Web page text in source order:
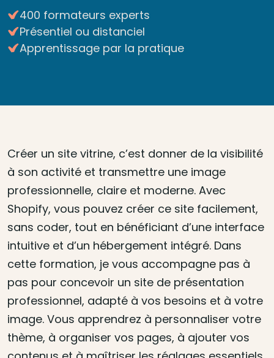
400 formateurs experts
Présentiel ou distanciel
Apprentissage par la pratique
Créer un site vitrine, c’est donner de la visibilité
à son activité et transmettre une image
professionnelle, claire et moderne. Avec
Shopify, vous pouvez créer ce site facilement,
sans coder, tout en bénéficiant d’une interface
intuitive et d’un hébergement intégré. Dans
cette formation, je vous accompagne pas à
pas pour concevoir un site de présentation
professionnel, adapté à vos besoins et à votre
image. Vous apprendrez à personnaliser votre
thème, à organiser vos pages, à ajouter vos